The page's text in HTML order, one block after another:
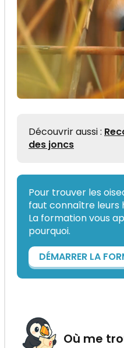
Découvrir aussi :
des joncs
Pour trouver les
faut connaître leurs
La formation vous
pourquoi.
DÉMARRER LA
Où me